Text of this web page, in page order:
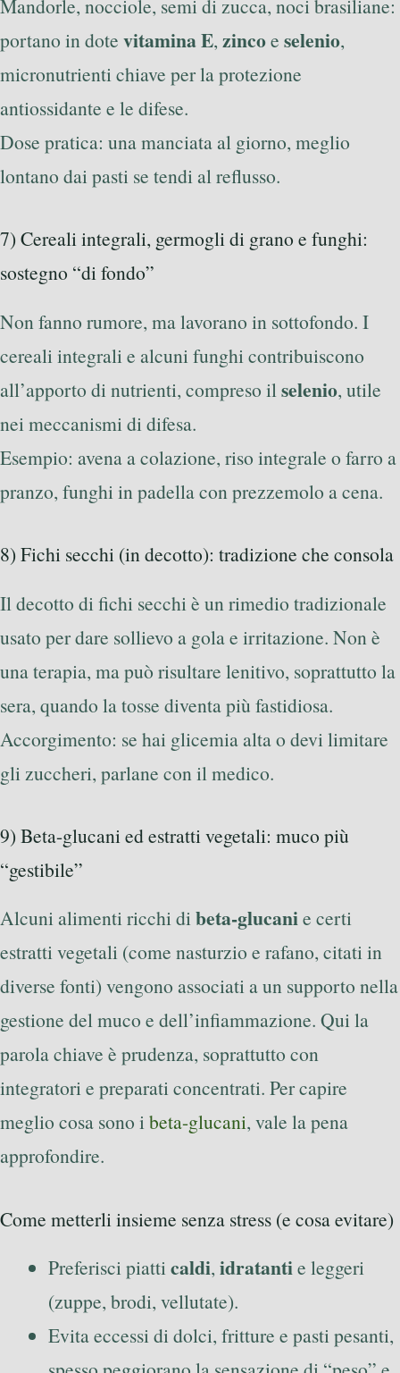
Mandorle, nocciole, semi di zucca, noci brasiliane:
portano in dote vitamina E, zincoe selenio,
micronutrienti chiave per la protezione
antiossidante e le difese.
Dose pratica: una manciata al giorno, meglio
lontano dai pasti se tendi al reflusso.
7) Cereali integrali, germogli di grano e funghi:
sostegno “di fondo”
Non fanno rumore, ma lavorano in sottofondo. I
cereali integrali e alcuni funghi contribuiscono
all’apporto di nutrienti, compreso il selenio, utile
nei meccanismi di difesa.
Esempio: avena a colazione, riso integrale o farro a
pranzo, funghi in padella con prezzemolo a cena.
8) Fichi secchi (in decotto): tradizione che consola
Il decotto di fichi secchi è un rimedio tradizionale
usato per dare sollievo a gola e irritazione. Non è
una terapia, ma può risultare lenitivo, soprattutto la
sera, quando la tosse diventa più fastidiosa.
Accorgimento: se hai glicemia alta o devi limitare
gli zuccheri, parlane con il medico.
9) Beta-glucani ed estratti vegetali: muco più
“gestibile”
Alcuni alimenti ricchi dibeta-glucanie certi
estratti vegetali (come nasturzio e rafano, citati in
diverse fonti) vengono associati a un supporto nella
gestione del muco e dell’infiammazione. Qui la
parola chiave è prudenza, soprattutto con
integratori e preparati concentrati. Per capire
meglio cosa sono ibeta-glucani, vale la pena
approfondire.
Come metterli insieme senza stress (e cosa evitare)
Preferisci piatticaldi, idratantie leggeri
(zuppe, brodi, vellutate).
Evita eccessi di dolci, fritture e pasti pesanti,